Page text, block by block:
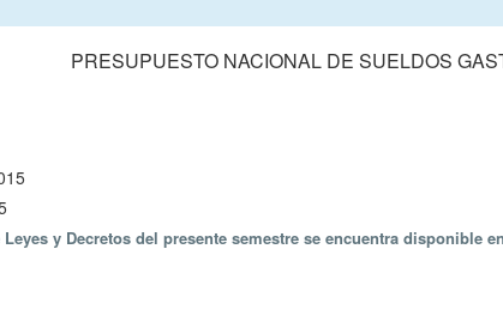
PRESUPUESTO NACIONAL DE SUELDOS
y Decretos del presente semestre se encuentra disponible